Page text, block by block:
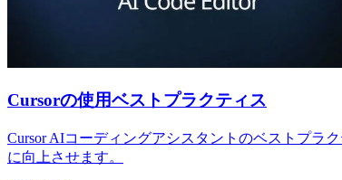
Cursorの使用ベストプラクティス
Cursor AIコーディングアシスタントのベストプラ
に向上させます。